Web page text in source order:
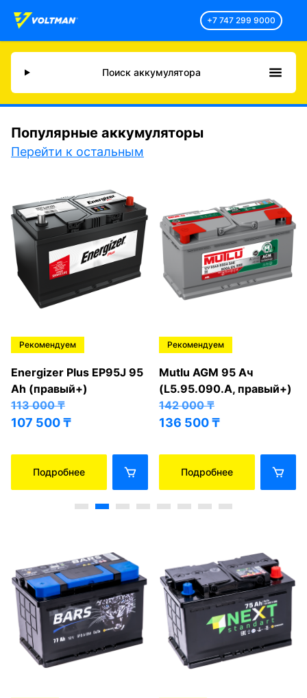
+7 747 299 9000
Поиск аккумулятора
Популярные аккумуляторы
Перейти к остальным
Рекомендуем
Energizer Plus EP95J 95
Ah (правый+)
113 000₸
107 500₸
Подробнее
Рекомендуем
Mutlu AGM 95 Ач
(L5.95.090.A, правый+)
142 000₸
136 500₸
Подробнее